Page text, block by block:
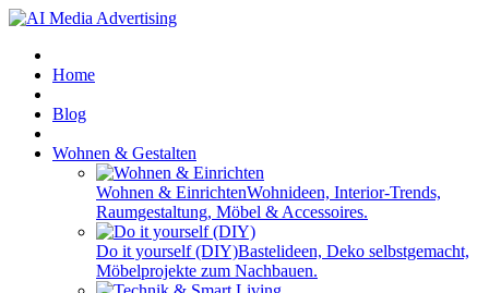
Home
Blog
Wohnen & Gestalten
Wohnen & EinrichtenWohnideen, Interior-Trends,
Raumgestaltung, Möbel & Accessoires.
Do it yourself (DIY)Bastelideen, Deko selbstgemacht,
Möbelprojekte zum Nachbauen.